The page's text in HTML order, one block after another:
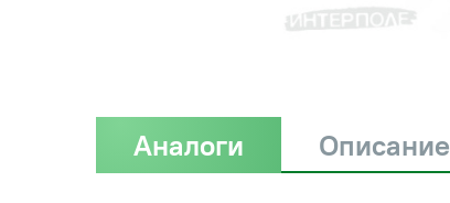
Аналоги Описание